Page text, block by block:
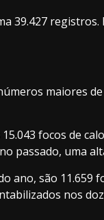
39.427
maiores
focos de
passado, uma
ano, são 11.659
nos